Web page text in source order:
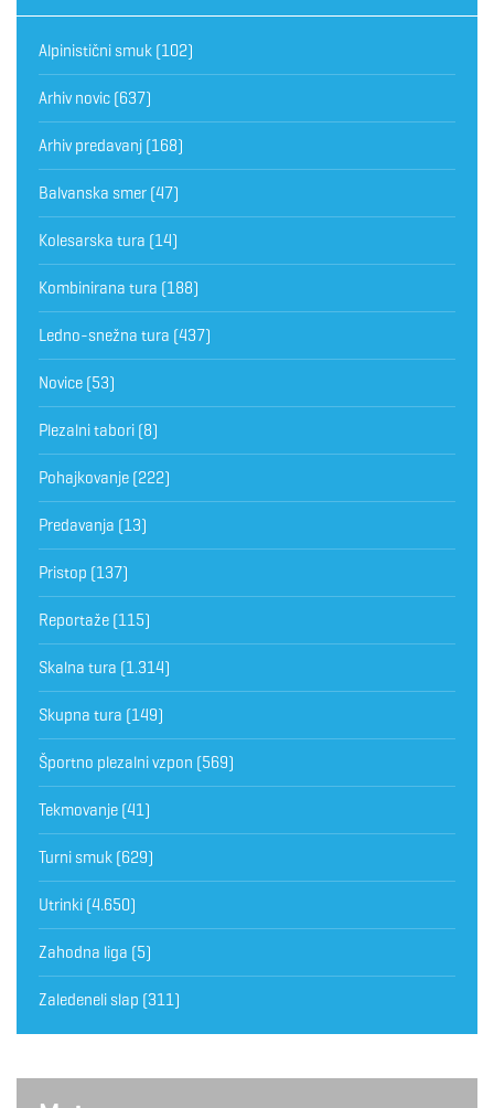
Alpinistični smuk (102)
Arhiv novic (637)
Arhiv predavanj (168)
Balvanska smer (47)
Kolesarska tura (14)
Kombinirana tura (188)
Ledno-snežna tura (437)
Novice (53)
Plezalni tabori (8)
Pohajkovanje (222)
Predavanja (13)
Pristop (137)
Reportaže (115)
Skalna tura (1.314)
Skupna tura (149)
Športno plezalni vzpon (569)
Tekmovanje (41)
Turni smuk (629)
Utrinki (4.650)
Zahodna liga (5)
Zaledeneli slap (311)